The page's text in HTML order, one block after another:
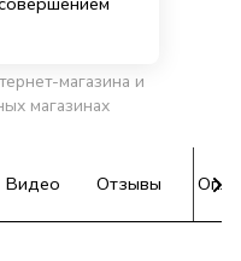
магазина и
магазинах
Видео Отзывы